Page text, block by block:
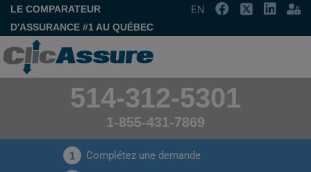
LE COMPARATEUR
D'ASSURANCE #1 AU QUÉBEC
EN
514-312-5301
1-855-431-7869
1 Complétez une demande